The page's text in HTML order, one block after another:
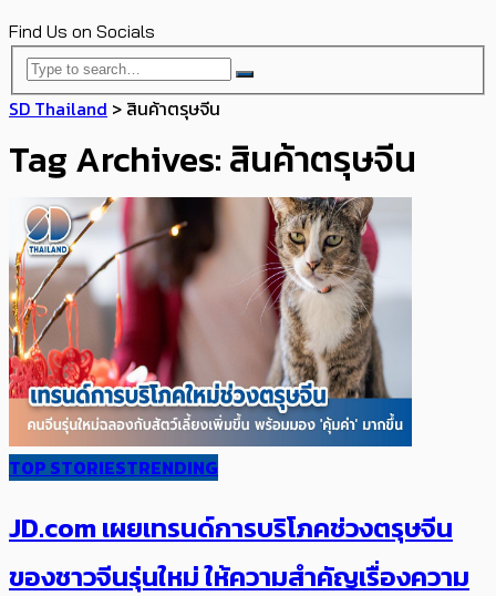
Find Us on Socials
SD Thailand > สินค้าตรุษจีน
Tag Archives: สินค้าตรุษจีน
TOP STORIESTRENDING
JD.com เผยเทรนด์การบริโภค​ช่วงตรุษจีน
ของชาวจีนรุ่นใหม่ ​ให้ความสำคัญเรื่องความ